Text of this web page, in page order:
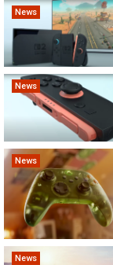
News
News
News
News